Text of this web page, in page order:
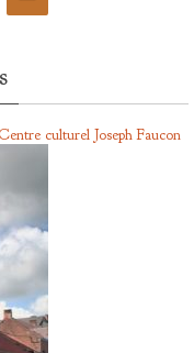
culturel Joseph Faucon